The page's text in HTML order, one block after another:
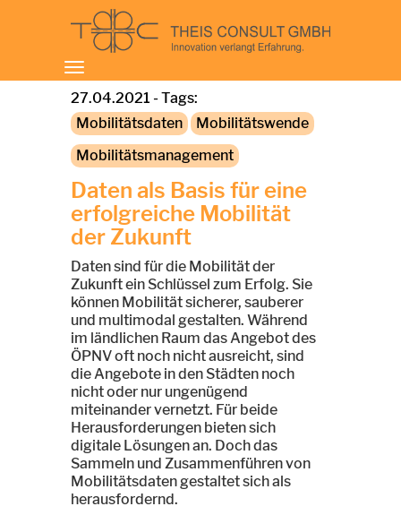
Toggle
navigation
27.04.2021 - Tags:
Mobilitätsdaten
Mobilitätswende
Mobilitätsmanagement
Daten als Basis für eine
erfolgreiche Mobilität
der Zukunft
Daten sind für die Mobilität der
Zukunft ein Schlüssel zum Erfolg. Sie
können Mobilität sicherer, sauberer
und multimodal gestalten. Während
im ländlichen Raum das Angebot des
ÖPNV oft noch nicht ausreicht, sind
die Angebote in den Städten noch
nicht oder nur ungenügend
miteinander vernetzt. Für beide
Herausforderungen bieten sich
digitale Lösungen an. Doch das
Sammeln und Zusammenführen von
Mobilitätsdaten gestaltet sich als
herausfordernd.